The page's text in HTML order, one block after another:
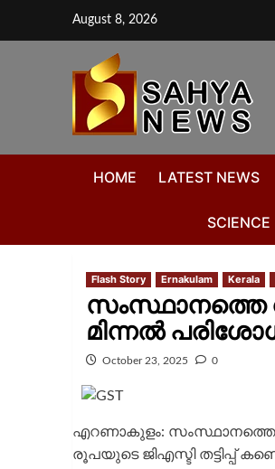
August 8, 2026
HOME LATEST NEWS
SCIENCE
Flash Story Ernakulam Kerala
സംസ്ഥാനത്തെ
മിന്നൽ
October 23, 2025 0
എറണാകുളം: സംസ്ഥാനത്തെ
രൂപയുടെ ജിഎസ്ടി തട്ടിപ്പ്